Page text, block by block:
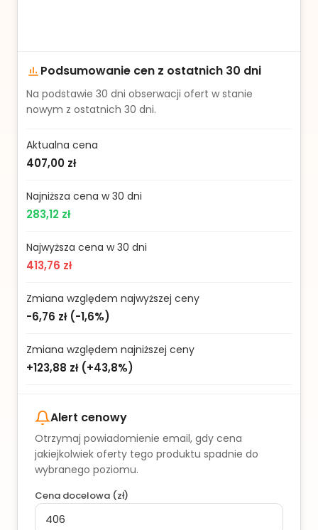
Podsumowanie cen z ostatnich 30 dni
Na podstawie 30 dni obserwacji ofert w stanie
nowym z ostatnich 30 dni.
Aktualna cena
407,00 zł
Najniższa cena w 30 dni
283,12 zł
Najwyższa cena w 30 dni
413,76 zł
Zmiana względem najwyższej ceny
-6,76 zł(-1,6%)
Zmiana względem najniższej ceny
+123,88 zł(+43,8%)
Alert cenowy
Otrzymaj powiadomienie email, gdy cena
jakiejkolwiek oferty tego produktu spadnie do
wybranego poziomu.
Cena docelowa (zł)